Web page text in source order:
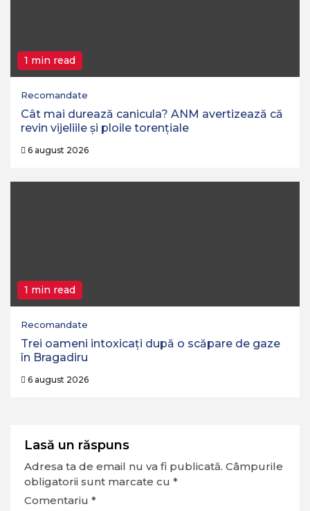
1 min read
Recomandate
Cât mai durează canicula? ANM avertizează că
revin vijeliile și ploile torențiale
6 august 2026
1 min read
Recomandate
Trei oameni intoxicați după o scăpare de gaze
în Bragadiru
6 august 2026
Lasă un răspuns
Adresa ta de email nu va fi publicată. Câmpurile
obligatorii sunt marcate cu *
Comentariu *